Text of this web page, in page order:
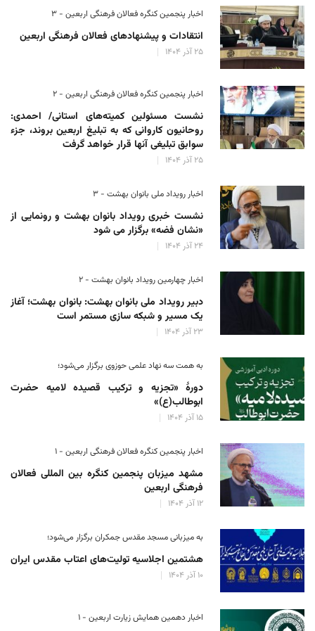
اخبار پنجمین کنگره فعالان فرهنگی اربعین - ۳
انتقادات و پیشنهادهای فعالان فرهنگی اربعین
۲۵ آذر ۱۴۰۴
اخبار پنجمین کنگره فعالان فرهنگی اربعین - ۲
نشست مسئولین کمیته‌های استانی/ احمدی:
روحانیون کاروانی که به تبلیغ اربعین بروند، جزء
سوابق تبلیغی آنها قرار خواهد گرفت
۲۵ آذر ۱۴۰۴
اخبار رویداد ملی بانوان بهشت - ۳
نشست خبری رویداد بانوان بهشت و رونمایی از
«نشان فضه» برگزار می شود
۲۴ آذر ۱۴۰۴
اخبار چهارمین رویداد بانوان بهشت - ۲
دبیر رویداد ملی بانوان بهشت: بانوان بهشت؛ آغاز
یک مسیر و شبکه سازی مستمر است
۲۳ آذر ۱۴۰۴
به همت سه نهاد علمی حوزوی برگزار می‌شود؛
دورهٔ «تجزیه و ترکیب قصیده لامیه حضرت
ابوطالب(ع)»
۱۵ آذر ۱۴۰۴
اخبار پنجمین کنگره فعالان فرهنگی اربعین - ۱
مشهد میزبان پنجمین کنگره بین المللی فعالان
فرهنگی اربعین
۱۲ آذر ۱۴۰۴
به میزبانی مسجد مقدس جمکران برگزار می‌شود؛
هشتمین اجلاسیه تولیت‌های اعتاب مقدس ایران
۱۰ آذر ۱۴۰۴
اخبار دهمین همایش زیارت اربعین - ۱